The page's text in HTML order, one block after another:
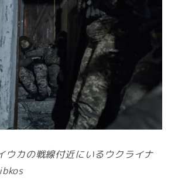
ウカの戦線付近にいるウクライナ